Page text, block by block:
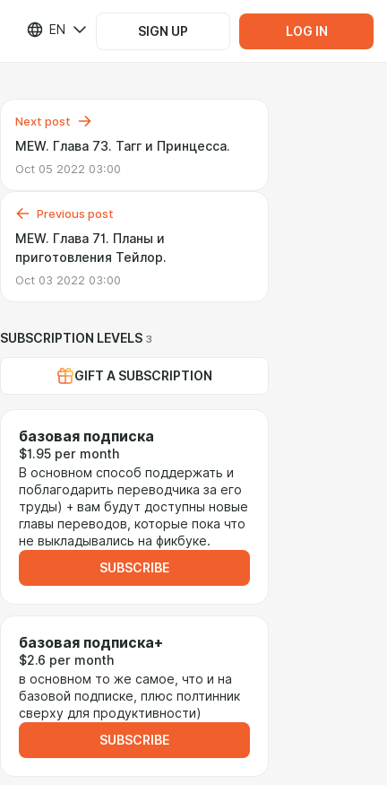
EN SIGN UP LOG IN
Next post
MEW. Глава 73. Тагг и Принцесса.
Oct 05 2022 03:00
Previous post
MEW. Глава 71. Планы и
приготовления Тейлор.
Oct 03 2022 03:00
SUBSCRIPTION LEVELS 3
GIFT A SUBSCRIPTION
базовая подписка
$1.95 per month
В основном способ поддержать и
поблагодарить переводчика за его
труды) + вам будут доступны новые
главы переводов, которые пока что
не выкладывались на фикбуке.
SUBSCRIBE
базовая подписка+
$2.6 per month
в основном то же самое, что и на
базовой подписке, плюс полтинник
сверху для продуктивности)
SUBSCRIBE